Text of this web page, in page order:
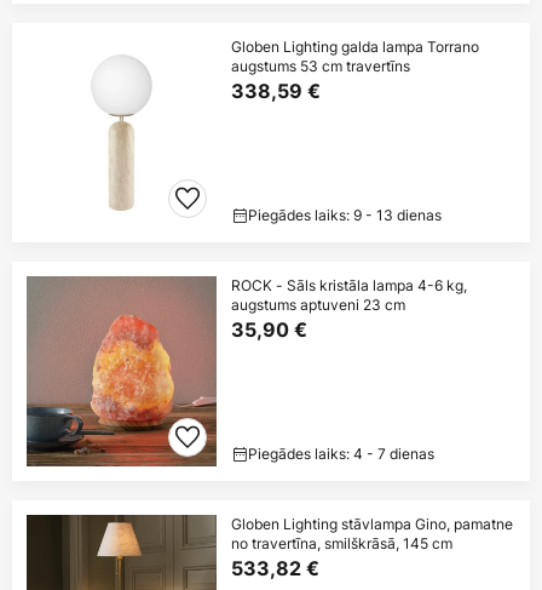
Globen Lighting galda lampa Torrano
augstums 53 cm travertīns
338,59 €
Piegādes laiks: 9 - 13 dienas
ROCK - Sāls kristāla lampa 4-6 kg,
augstums aptuveni 23 cm
35,90 €
Piegādes laiks: 4 - 7 dienas
Globen Lighting stāvlampa Gino, pamatne
no travertīna, smilškrāsā, 145 cm
533,82 €